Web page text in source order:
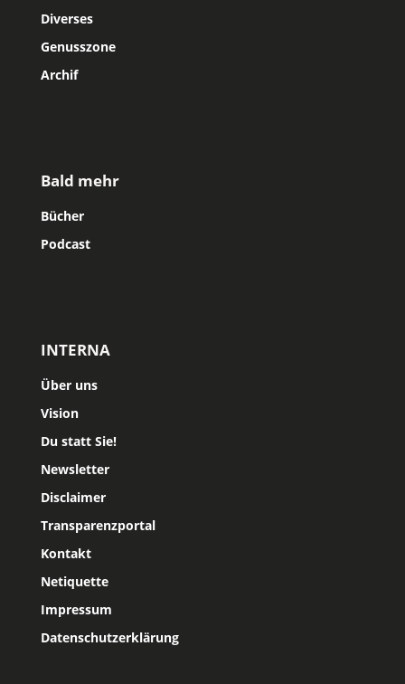
Diverses
Genusszone
Archif
Bald mehr
Bücher
Podcast
INTERNA
Über uns
Vision
Du statt Sie!
Newsletter
Disclaimer
Transparenzportal
Kontakt
Netiquette
Impressum
Datenschutzerklärung